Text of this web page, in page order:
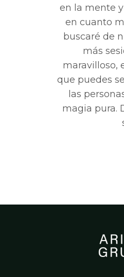
en la mente
en cuanto
buscaré de
más
maravilloso,
que puedes
las
magia pura.